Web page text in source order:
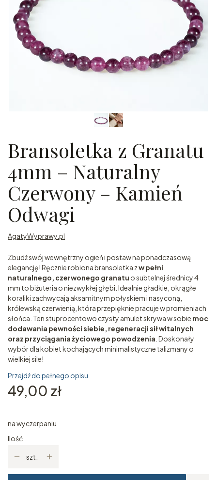
Bransoletka z Granatu
4mm – Naturalny
Czerwony – Kamień
Odwagi
AgatyWyprawy.pl
Zbudź swój wewnętrzny ogień i postaw na ponadczasową
elegancję! Ręcznie robiona bransoletka zw pełni
naturalnego, czerwonego granatu o subtelnej średnicy 4
mm to biżuteria o niezwykłej głębi. Idealnie gładkie, okrągłe
koraliki zachwycają aksamitnym połyskiem i nasyconą,
królewską czerwienią, która przepięknie pracuje w promieniach
słońca. Ten stuprocentowo czysty amulet skrywa w sobie moc
dodawania pewności siebie, regeneracji sił witalnych
oraz przyciągania życiowego powodzenia . Doskonały
wybór dla kobiet kochających minimalistyczne talizmany o
wielkiej sile!
Przejdź do pełnego opisu
Cena
49,00 zł
na wyczerpaniu
Ilość
szt.